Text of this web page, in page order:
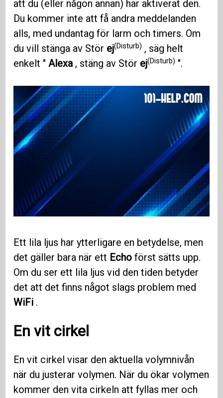
att du (eller någon annan) har aktiverat den.
Du kommer inte att få andra meddelanden
alls, med undantag för larm och timers. Om
du vill stänga av Stör ej(Disturb) , säg helt
enkelt "Alexa, stäng av Stör ej(Disturb) ".
Ett lila ljus har ytterligare en betydelse, men
det gäller bara när ett Echo först sätts upp.
Om du ser ett lila ljus vid den tiden betyder
det att det finns något slags problem med
WiFi .
En vit cirkel
En vit cirkel visar den aktuella volymnivån
när du justerar volymen. När du ökar volymen
kommer den vita cirkeln att fyllas mer och